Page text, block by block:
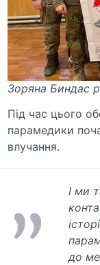
Зоряна Биндас
Під час цього
парамедики
влучання.
І ми
до